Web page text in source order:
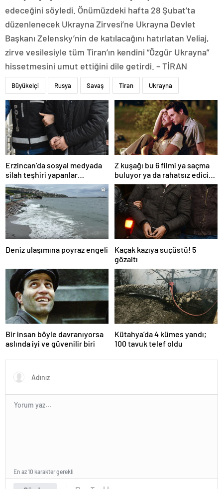
edeceğini söyledi. Önümüzdeki hafta 28 Şubat’ta
düzenlenecek Ukrayna Zirvesi’ne Ukrayna Devlet
Başkanı Zelensky’nin de katılacağını hatırlatan Veliaj,
zirve vesilesiyle tüm Tiran’ın kendini “Özgür Ukrayna”
hissetmesini umut ettiğini dile getirdi. – TİRAN
Büyükelçi Rusya Savaş Tiran Ukrayna
Erzincan’da sosyal medyada
silah teşhiri yapanlar
yakalandı
Z kuşağı bu 6 filmi ya saçma
buluyor ya da rahatsız edici
ve toksik!
Deniz ulaşımına poyraz engeli
Kaçak kazıya suçüstü! 5
gözaltı
Bir insan böyle davranıyorsa
aslında iyi ve güvenilir biri
Kütahya’da 4 kümes yandı;
100 tavuk telef oldu
En az 10 karakter gerekli